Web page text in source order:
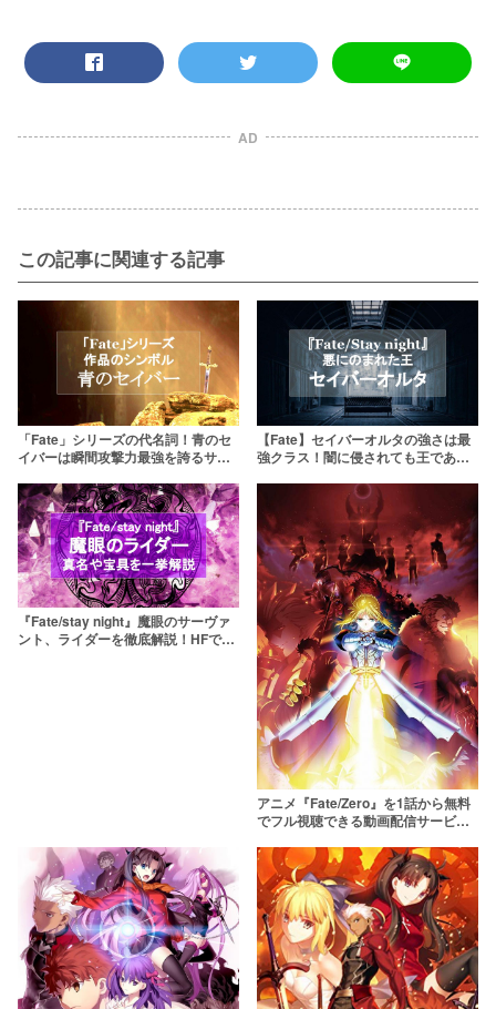
AD
この記事に関連する記事
「Fate」シリーズの代名詞！青のセ
イバーは瞬間攻撃力最強を誇るサー
【Fate】セイバーオルタの強さは最
強クラス！闇に侵されても王であり
『Fate/stay night』魔眼のサーヴァ
ント、ライダーを徹底解説！HFでは
アニメ『Fate/Zero』を1話から無料
でフル視聴できる動画配信サービス